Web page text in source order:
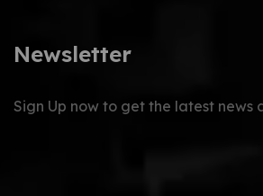
Newsletter
Sign Up now to get the latest news